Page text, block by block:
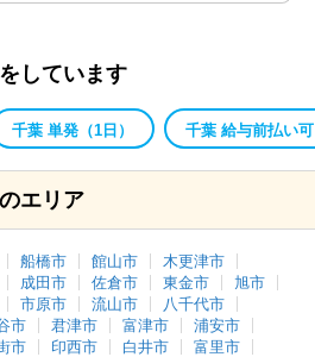
しています
千葉 単発（1日） 千葉 給与前払い可
エリア
船橋市 館山市
木更津市
成田市 佐倉市 東金市
旭市
市原市 流山市
八千代市
市 君津市 富津市
浦安市
市 印西市 白井市
富里市